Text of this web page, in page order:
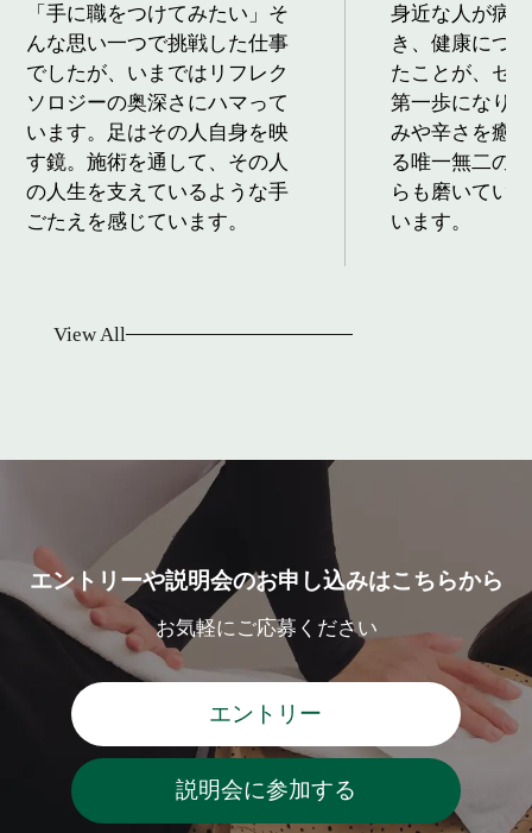
「手に職をつけてみたい」そ
んな思い一つで挑戦した仕事
でしたが、いまではリフレク
ソロジーの奥深さにハマって
います。足はその人自身を映
す鏡。施術を通して、その人
の人生を支えているような手
ごたえを感じています。
身近な人が病
き、健康につ
たことが、セ
第一歩になり
みや辛さを癒
る唯一無二の
らも磨いてい
います。
View All
エントリーや説明会のお申し込みはこちらから
お気軽にご応募ください
エントリー
説明会に参加する